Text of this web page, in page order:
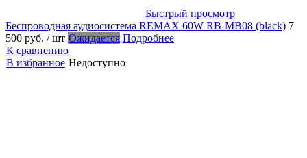
Быстрый просмотр
Беспроводная аудиосистема REMAX 60W RB-MB08 (black) 7
500 руб. / шт Ожидается Подробнее
К сравнению
В избранное Недоступно